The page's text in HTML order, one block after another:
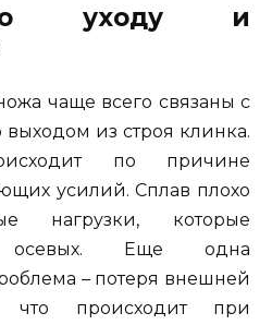
уходу и
чаще всего связаны с
из строя клинка.
по причине
усилий. Сплав плохо
нагрузки, которые
осевых. Еще одна
– потеря внешней
что происходит при